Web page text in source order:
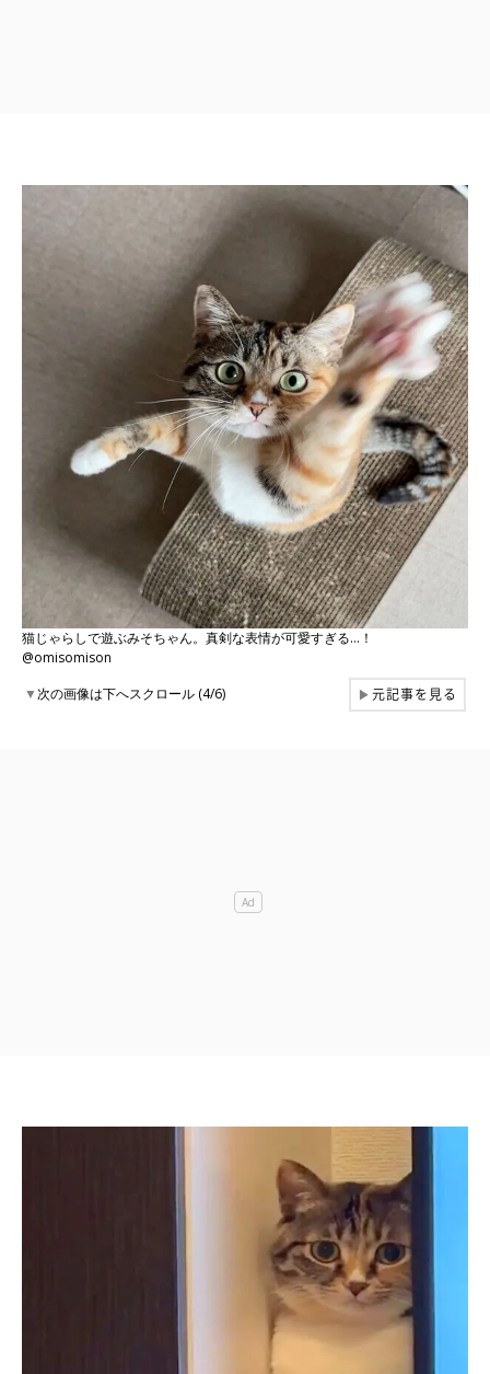
猫じゃらしで遊ぶみそちゃん。真剣な表情が可愛すぎる…！
@omisomison
▼次の画像は下へスクロール (4/6) ▶元記事を見る